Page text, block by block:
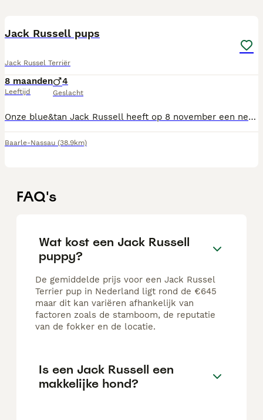
Jack Russell pups
Jack Russel Terriër
8 maanden
Leeftijd
4
Geslacht
Onze blue&tan Jack Russell heeft op 8 november een nestje pups gekregen, 4 reutjes. Vader is een black merle en woont ook bij ons. Beide ouders zijn laagbenig. Ze groeien op in huiselijke kring en worden elke 2 weken ontwormd, ze worden nagekeken door de dierenarts en gechipt en krijgen een Europees paspoort mee. Ze groeien op met andere honden en katten. Het zijn lieve aanhankelijke sociale puppy’s. Ze mogen het nestje vanaf volgend weekend verlaten. Voor reservering vragen we een aanbetaling van €200 💙 black merle reu € 900 💙 white merle reu (met blauwe ogen) €900 ( gereserveerd voor Sander ) 💙 black & tan reu € 800 💙 3 kleurige bonte reu €750
Baarle-Nassau (38.9km)
FAQ's
Wat kost een Jack Russell
puppy?
De gemiddelde prijs voor een Jack Russel
Terrier pup in Nederland ligt rond de €645
maar dit kan variëren afhankelijk van
factoren zoals de stamboom, de reputatie
van de fokker en de locatie.
Is een Jack Russell een
makkelijke hond?